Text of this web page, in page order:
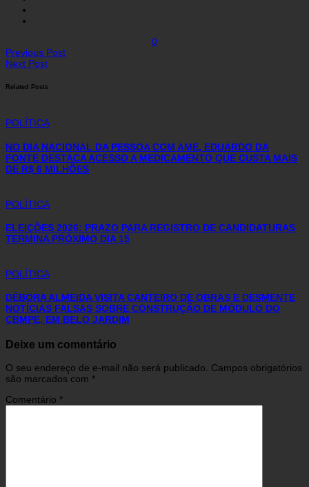
0
Previous Post
Next Post
Related Posts
POLÍTICA
NO DIA NACIONAL DA PESSOA COM AME, EDUARDO DA
FONTE DESTACA ACESSO A MEDICAMENTO QUE CUSTA MAIS
DE R$ 6 MILHÕES
POLÍTICA
ELEIÇÕES 2026: PRAZO PARA REGISTRO DE CANDIDATURAS
TERMINA PRÓXIMO DIA 15
POLÍTICA
DÉBORA ALMEIDA VISITA CANTEIRO DE OBRAS E DESMENTE
NOTÍCIAS FALSAS SOBRE CONSTRUÇÃO DE MÓDULO DO
CBMPE, EM BELO JARDIM
Deixe um comentário
O seu endereço de e-mail não será publicado. Campos obrigatórios
são marcados com *
Comentário *